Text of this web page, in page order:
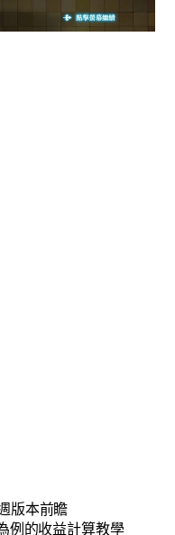
版本前瞻
例的收益計算教學